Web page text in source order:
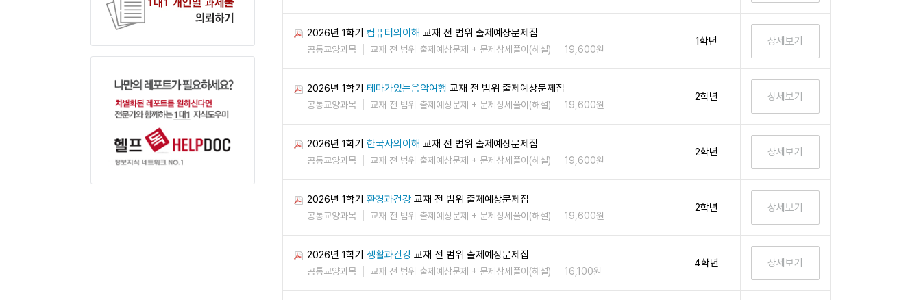
2026년 1학기 컴퓨터의이해 교재 전 범위 출제예상문제집
공통교양과목 교재 전 범위 출제예상문제 + 문제상세풀이(해설) 19,600원
1학년
2026년 1학기 테마가있는음악여행 교재 전 범위 출제예상문제집
공통교양과목 교재 전 범위 출제예상문제 + 문제상세풀이(해설) 19,600원
2학년
2026년 1학기 한국사의이해 교재 전 범위 출제예상문제집
공통교양과목 교재 전 범위 출제예상문제 + 문제상세풀이(해설) 19,600원
2학년
2026년 1학기 환경과건강 교재 전 범위 출제예상문제집
공통교양과목 교재 전 범위 출제예상문제 + 문제상세풀이(해설) 19,600원
2학년
2026년 1학기 생활과건강 교재 전 범위 출제예상문제집
공통교양과목 교재 전 범위 출제예상문제 + 문제상세풀이(해설) 16,100원
4학년